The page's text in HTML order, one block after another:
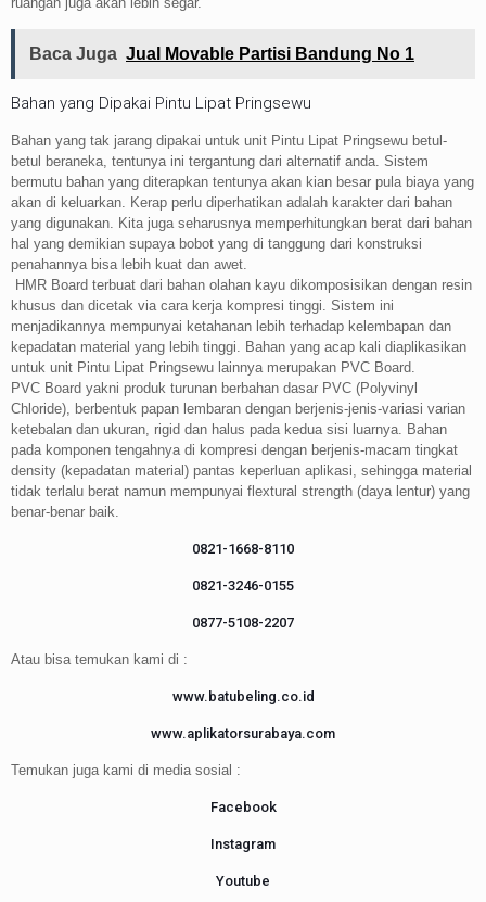
Baca Juga Jual Movable Partisi Bandung No 1
Bahan yang Dipakai Pintu Lipat Pringsewu
Bahan yang tak jarang dipakai untuk unit Pintu Lipat Pringsewu betul-
betul beraneka, tentunya ini tergantung dari alternatif anda. Sistem
bermutu bahan yang diterapkan tentunya akan kian besar pula biaya yang
akan di keluarkan. Kerap perlu diperhatikan adalah karakter dari bahan
yang digunakan. Kita juga seharusnya memperhitungkan berat dari bahan
hal yang demikian supaya bobot yang di tanggung dari konstruksi
penahannya bisa lebih kuat dan awet.
HMR Board terbuat dari bahan olahan kayu dikomposisikan dengan resin
khusus dan dicetak via cara kerja kompresi tinggi. Sistem ini
menjadikannya mempunyai ketahanan lebih terhadap kelembapan dan
kepadatan material yang lebih tinggi. Bahan yang acap kali diaplikasikan
untuk unit Pintu Lipat Pringsewu lainnya merupakan PVC Board.
PVC Board yakni produk turunan berbahan dasar PVC (Polyvinyl
Chloride), berbentuk papan lembaran dengan berjenis-jenis-variasi varian
ketebalan dan ukuran, rigid dan halus pada kedua sisi luarnya. Bahan
pada komponen tengahnya di kompresi dengan berjenis-macam tingkat
density (kepadatan material) pantas keperluan aplikasi, sehingga material
tidak terlalu berat namun mempunyai flextural strength (daya lentur) yang
benar-benar baik.
0821-1668-8110
0821-3246-0155
0877-5108-2207
Atau bisa temukan kami di :
www.batubeling.co.id
www.aplikatorsurabaya.com
Temukan juga kami di media sosial :
Facebook
Instagram
Youtube